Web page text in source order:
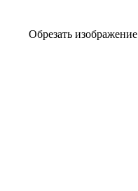
Обрезать изображение